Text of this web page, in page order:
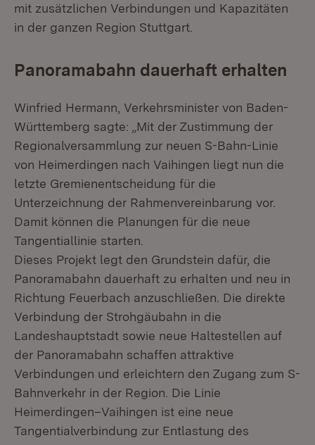
mit zusätzlichen Verbindungen und Kapazitäten
in der ganzen Region Stuttgart.
Panoramabahn dauerhaft erhalten
Winfried Hermann, Verkehrsminister von Baden-
Württemberg sagte: „Mit der Zustimmung der
Regionalversammlung zur neuen S-Bahn-Linie
von Heimerdingen nach Vaihingen liegt nun die
letzte Gremienentscheidung für die
Unterzeichnung der Rahmenvereinbarung vor.
Damit können die Planungen für die neue
Tangentiallinie starten.
Dieses Projekt legt den Grundstein dafür, die
Panoramabahn dauerhaft zu erhalten und neu in
Richtung Feuerbach anzuschließen. Die direkte
Verbindung der Strohgäubahn in die
Landeshauptstadt sowie neue Haltestellen auf
der Panoramabahn schaffen attraktive
Verbindungen und erleichtern den Zugang zum S-
Bahnverkehr in der Region. Die Linie
Heimerdingen–Vaihingen ist eine neue
Tangentialverbindung zur Entlastung des